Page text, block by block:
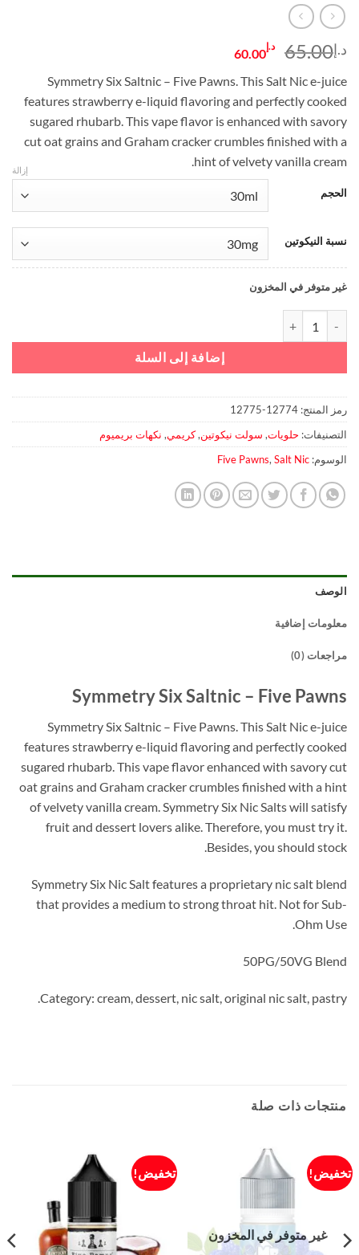
د.إ65.00 السعر
هو:
د.إ65.00.
د.إ60.00السعر
هو:
د.إ60.00.
Symmetry Six Saltnic – Five Pawns. This Salt Nic e-juice
features strawberry e-liquid flavoring and perfectly cooked
sugared rhubarb. This vape flavor is enhanced with savory
cut oat grains and Graham cracker crumbles finished with a
hint of velvety vanilla cream.
الحجم
نسبة النيكوتين
إزالة
غير متوفر في المخزون
إضافة إلى السلة
رمز المنتج: 12774-12775
التصنيفات: حلويات, سولت نيكوتين,كريمي, نكهات بريميوم
الوسوم:
Five Pawns, Salt Nic
الوصف
معلومات إضافية
مراجعات (0)
Symmetry Six Saltnic – Five Pawns
Symmetry Six Saltnic – Five Pawns. This Salt Nic e-juice
features strawberry e-liquid flavoring and perfectly cooked
sugared rhubarb. This vape flavor enhanced with savory cut
oat grains and Graham cracker crumbles finished with a hint
of velvety vanilla cream. Symmetry Six Nic Salts will satisfy
fruit and dessert lovers alike. Therefore, you must try it.
Besides, you should stock.
Symmetry Six Nic Salt features a proprietary nic salt blend
that provides a medium to strong throat hit. Not for Sub-
Ohm Use.
50PG/50VG Blend
Category: cream, dessert, nic salt, original nic salt, pastry.
منتجات ذات صلة
تخفيض!
غير متوفر في المخزون
تخفيض!